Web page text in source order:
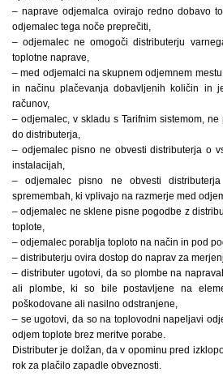
– naprave odjemalca ovirajo redno dobavo
odjemalec tega noče preprečiti,
– odjemalec ne omogoči distributerju
toplotne naprave,
– med odjemalci na skupnem odjemnem
in načinu plačevanja dobavljenih količin in
računov,
– odjemalec, v skladu s Tarifnim sistemom,
do distributerja,
– odjemalec pisno ne obvesti distributerja o
instalacijah,
– odjemalec pisno ne obvesti
spremembah, ki vplivajo na razmerje med
– odjemalec ne sklene pisne pogodbe z
toplote,
– odjemalec porablja toploto na način in pod
– distributerju ovira dostop do naprav za
– distributer ugotovi, da so plombe na
ali plombe, ki so bile postavljene na
poškodovane ali nasilno odstranjene,
– se ugotovi, da so na toplovodni napeljavi
odjem toplote brez meritve porabe.
Distributer je dolžan, da v opominu pred
rok za plačilo zapadle obveznosti.